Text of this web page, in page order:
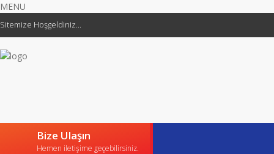
MENU
Sitemize Hoşgeldiniz...
Bize Ulaşın
Hemen iletişime geçebilirsiniz.